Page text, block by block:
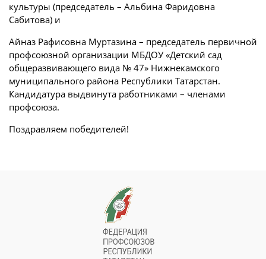
культуры (председатель – Альбина Фаридовна
Сабитова) и
Айназ Рафисовна Муртазина – председатель первичной
профсоюзной организации МБДОУ «Детский сад
общеразвивающего вида № 47» Нижнекамского
муниципального района Республики Татарстан.
Кандидатура выдвинута работниками – членами
профсоюза.
Поздравляем победителей!